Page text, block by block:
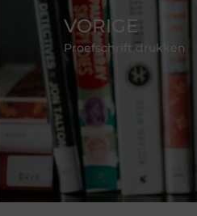
VORIGE
Proefschrift drukken